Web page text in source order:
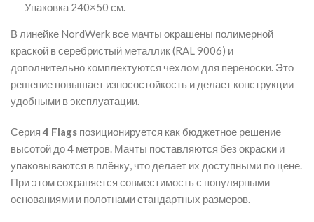
Упаковка 240×50 см.
В линейке NordWerk все мачты окрашены полимерной
краской в серебристый металлик (RAL 9006) и
дополнительно комплектуются чехлом для переноски. Это
решение повышает износостойкость и делает конструкции
удобными в эксплуатации.
Серия 4 Flags позиционируется как бюджетное решение
высотой до 4 метров. Мачты поставляются без окраски и
упаковываются в плёнку, что делает их доступными по цене.
При этом сохраняется совместимость с популярными
основаниями и полотнами стандартных размеров.